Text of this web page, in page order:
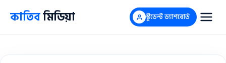
কাতিবমিডিয়া স্টুডেন্ট ড্যাশবোর্ড